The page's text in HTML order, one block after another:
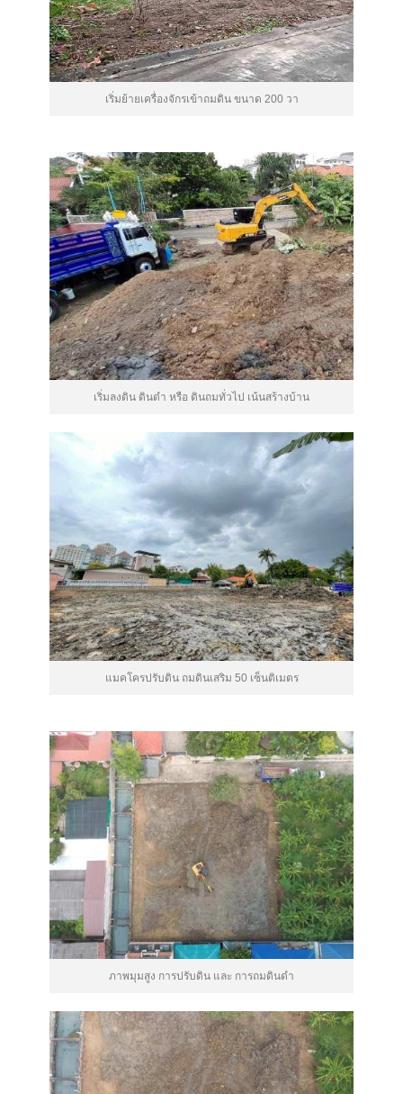
เริ่มย้ายเครื่องจักรเข้าถมดิน ขนาด 200 วา
เริ่มลงดิน ดินดำ หรือ ดินถมทั่วไป เน้นสร้างบ้าน
แมคโครปรับดิน ถมดินเสริม 50 เซ็นติเมตร
ภาพมุมสูง การปรับดิน และ การถมดินดำ